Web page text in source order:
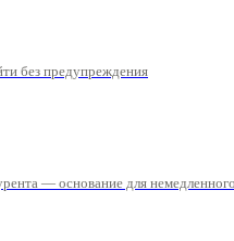
без предупреждения
— основание для